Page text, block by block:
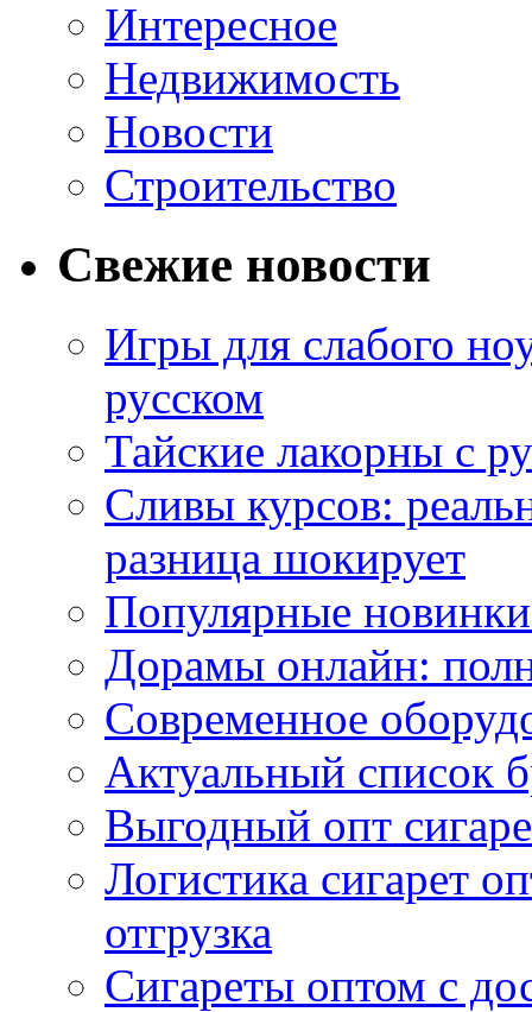
Интересное
Недвижимость
Новости
Строительство
Свежие новости
Игры для слабого
русском
Тайские лакорны с
Сливы курсов:
разница шокирует
Популярные
Дорамы онлайн:
Современное
Актуальный список
Выгодный опт
Логистика сигарет
отгрузка
Сигареты оптом с